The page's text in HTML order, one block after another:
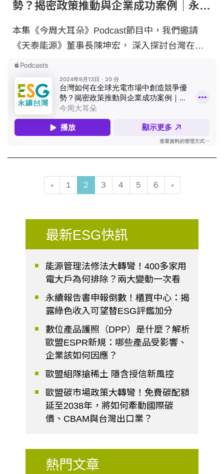
勢？揭密政策推動與企業成功案例｜永續
實踐家 EP22
本集《今周大耳朵》Podcast節目中，我們邀請
《天泰能源》董事長陳坤宏， 深入探討台灣在全
球光電市場的競爭優勢與挑戰，並分享政策推動與
實際應用等精彩案例。 - ?搶先收聽! 探索台灣如何
在全球綠能市場中脫穎而出，掌握最新綠能脈動！
董事長-陳坤宏 -- ＊以上節目由今周刊與SEMI
Taiwan聯合製播 -- Hosting provided by SoundOn
« 1 2 3 4 5 6 »
最新ESG快訊
能源管理法修法大轉彎！400多家用
電大戶為何排除？兩大變動一次看
永續報告書申報倒數！櫃買中心：揭
露綠色收入可望替ESG評鑑加分
數位產品護照（DPP）是什麼？解析
歐盟ESPR新規：哪些產品受影響、
企業該如何因應？
歐盟組隊搶稀土 隱含授信新風控
歐盟碳市場政策大轉彎！免費碳配額
延至2038年，將如何牽動國際碳
價、CBAM與台灣出口業？
熱門文章